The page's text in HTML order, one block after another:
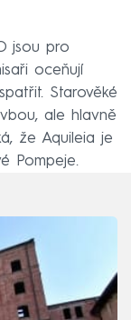
jsou pro
oceňují
Starověké
ale hlavně
že Aquileia je
Pompeje.